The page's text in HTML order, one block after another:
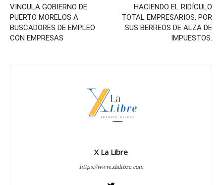
VINCULA GOBIERNO DE
PUERTO MORELOS A
BUSCADORES DE EMPLEO
CON EMPRESAS
HACIENDO EL RIDÍCULO
TOTAL EMPRESARIOS, POR
SUS BERREOS DE ALZA DE
IMPUESTOS.
X La Libre
https://www.xlalibre.com